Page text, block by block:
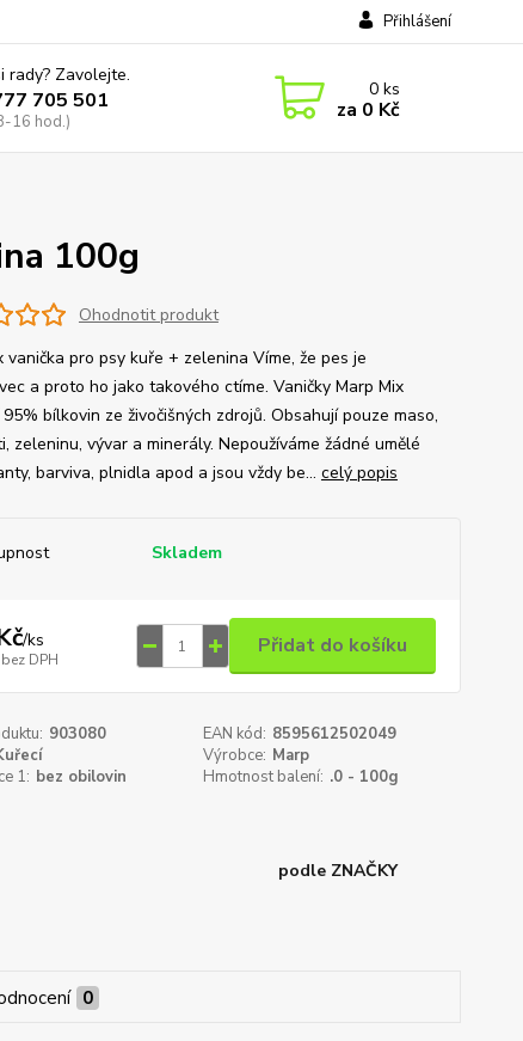
Přihlášení
rady? Zavolejte.
705 501
16 hod.)
0ks
za 0 Kč
100g
Ohodnotit produkt
vanička pro psy kuře + zelenina Víme, že pes je
a proto ho jako takového ctíme. Vaničky Marp Mix
bílkovin ze živočišných zdrojů. Obsahují pouze maso,
zeleninu, vývar a minerály. Nepoužíváme žádné umělé
barviva, plnidla apod a jsou vždy be... celý popis
Skladem
/ks
bez DPH
Přidat do košíku
903080 EAN kód: 8595612502049
Výrobce: Marp
1: bez obilovin Hmotnost balení: .0 - 100g
podle ZNAČKY
0